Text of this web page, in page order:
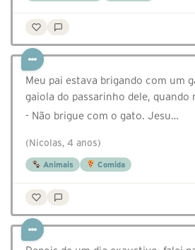
Meu pai estava brigando com um
gaiola do passarinho dele, quando
- Não brigue com o gato. Jesu…
(Nicolas, 4 anos)
Animais Comida